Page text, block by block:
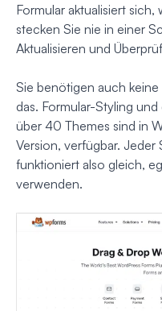
Formular aktualisiert
stecken Sie nie in einer
Aktualisieren und
Sie benötigen auch
das. Formular-Styling
über 40 Themes sind in
Version, verfügbar. Jeder
funktioniert also gleich,
verwenden.